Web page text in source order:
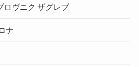
ロヴニク ザグレブ
ナ